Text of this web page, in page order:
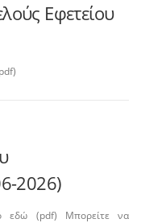
Εφετείου
2026)
εδώ (pdf) Μπορείτε να